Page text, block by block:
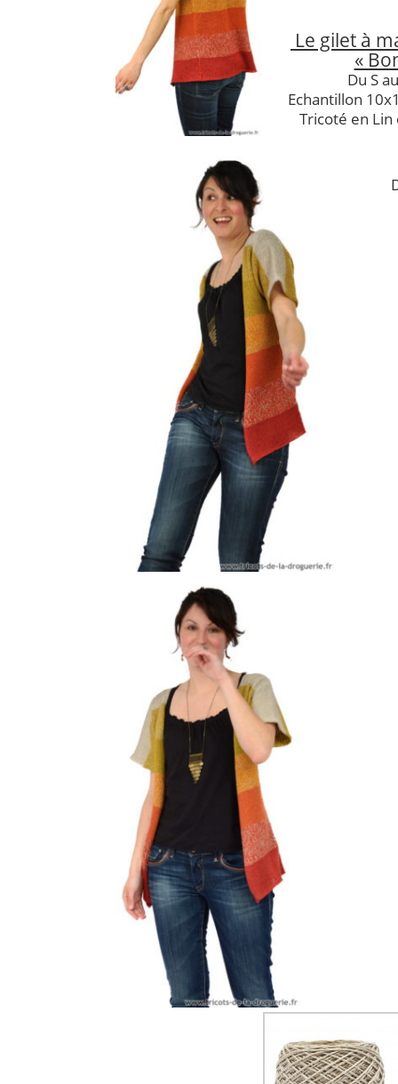
Le gilet à
«
Du S
Echantillon
Tricoté en Lin